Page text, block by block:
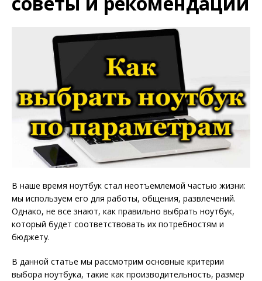
В наше время ноутбук стал неотъемлемой частью жизни:
мы используем его для работы, общения, развлечений.
Однако, не все знают, как правильно выбрать ноутбук,
который будет соответствовать их потребностям и
бюджету.
В данной статье мы рассмотрим основные критерии
выбора ноутбука, такие как производительность, размер